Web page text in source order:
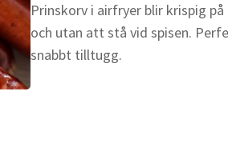
Prinskorv i airfryer blir krispig
och utan att stå vid spisen.
snabbt tilltugg.